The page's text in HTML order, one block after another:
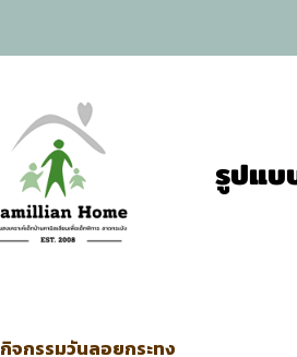
รูปแบ
กิจกรรมวันลอยกระทง